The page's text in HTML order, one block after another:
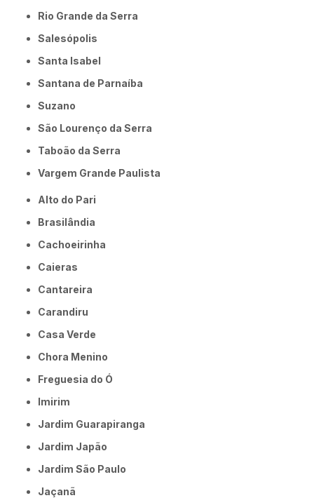
Rio Grande da Serra
Salesópolis
Santa Isabel
Santana de Parnaíba
Suzano
São Lourenço da Serra
Taboão da Serra
Vargem Grande Paulista
Alto do Pari
Brasilândia
Cachoeirinha
Caieras
Cantareira
Carandiru
Casa Verde
Chora Menino
Freguesia do Ó
Imirim
Jardim Guarapiranga
Jardim Japão
Jardim São Paulo
Jaçanã